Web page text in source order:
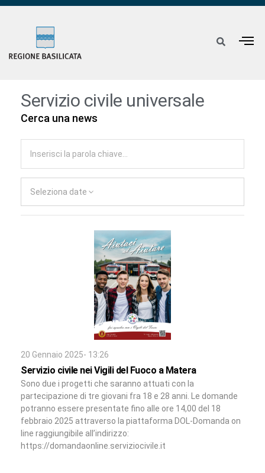
Servizio civile universale
Cerca una news
Seleziona date
20 Gennaio 2025- 13:26
Servizio civile nei Vigili del Fuoco a Matera
Sono due i progetti che saranno attuati con la
partecipazione di tre giovani fra 18 e 28 anni. Le domande
potranno essere presentate fino alle ore 14,00 del 18
febbraio 2025 attraverso la piattaforma DOL-Domanda on
line raggiungibile all’indirizzo:
https://domandaonline.serviziocivile.it